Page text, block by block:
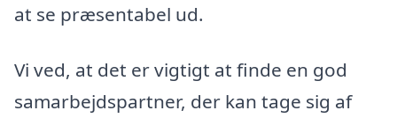
at se præsentabel ud.
Vi ved, at det er vigtigt at finde en god
samarbejdspartner, der kan tage sig af